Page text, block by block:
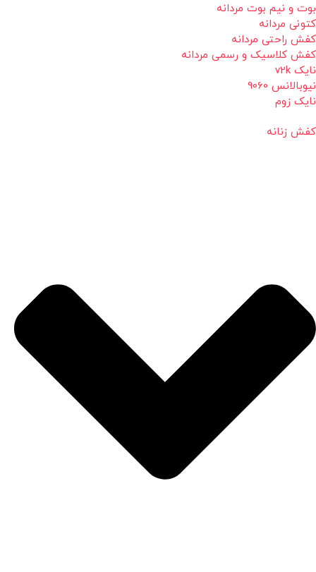
بوت و نیم بوت مردانه
کتونی مردانه
کفش راحتی مردانه
کفش کلاسیک و رسمی مردانه
نایک v2k
نیوبالانس 9060
نایک زوم
کفش زنانه